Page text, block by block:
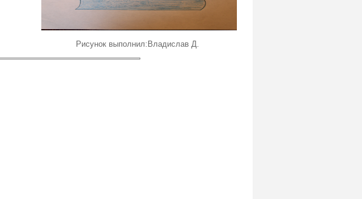
Рисунок выполнил:Владислав Д.